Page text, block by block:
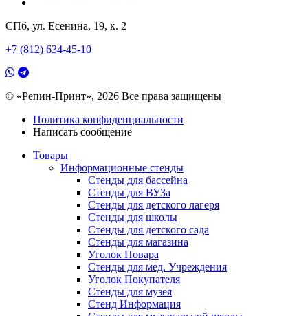
СПб, ул. Есенина, 19, к. 2
+7 (812) 634-45-10
© «Репин-Принт», 2026 Все права защищены
Политика конфиденциальности
Написать сообщение
Товары
Информационные стенды
Стенды для бассейна
Стенды для ВУЗа
Стенды для детского лагеря
Стенды для школы
Стенды для детского сада
Стенды для магазина
Уголок Повара
Стенды для мед. Учреждения
Уголок Покупателя
Стенды для музея
Стенд Информация